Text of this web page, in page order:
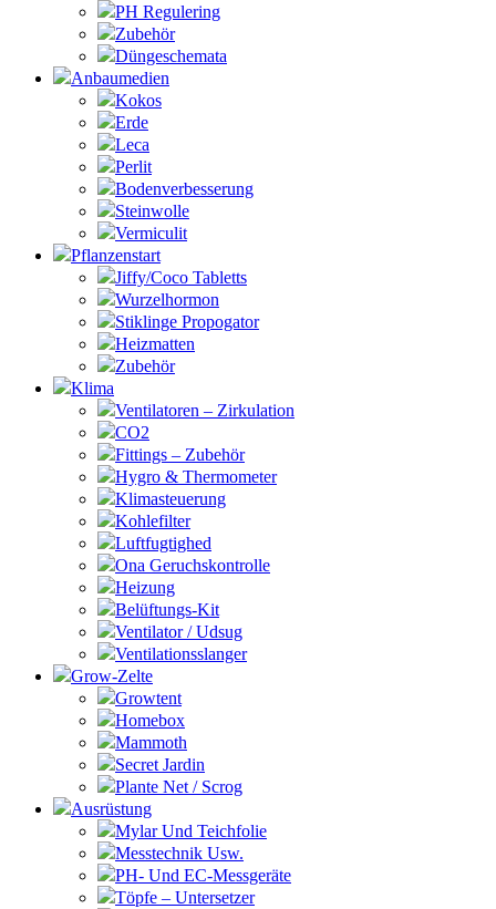
PH Regulering
Zubehör
Düngeschemata
Anbaumedien
Kokos
Erde
Leca
Perlit
Bodenverbesserung
Steinwolle
Vermiculit
Pflanzenstart
Jiffy/Coco Tabletts
Wurzelhormon
Stiklinge Propogator
Heizmatten
Zubehör
Klima
Ventilatoren – Zirkulation
CO2
Fittings – Zubehör
Hygro & Thermometer
Klimasteuerung
Kohlefilter
Luftfugtighed
Ona Geruchskontrolle
Heizung
Belüftungs-Kit
Ventilator / Udsug
Ventilationsslanger
Grow-Zelte
Growtent
Homebox
Mammoth
Secret Jardin
Plante Net / Scrog
Ausrüstung
Mylar Und Teichfolie
Messtechnik Usw.
PH- Und EC-Messgeräte
Töpfe – Untersetzer